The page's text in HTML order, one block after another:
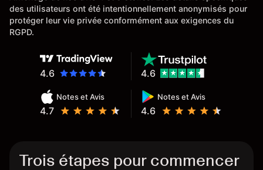
des utilisateurs ont été intentionnellement anonymisés pour
protéger leur vie privée conformément aux exigences du
RGPD.
4.6
Notes et Avis
4.7
Notes et Avis
4.6
4.6
Trois étapes pour commencer